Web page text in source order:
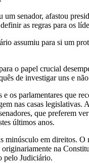
senador, afastou
as regras para os
assumiu para si um
o papel crucial
de investigar uns e
os parlamentares que
nas casas
que preferem
últimos anos.
em direitos.
na
pelo Judiciário.